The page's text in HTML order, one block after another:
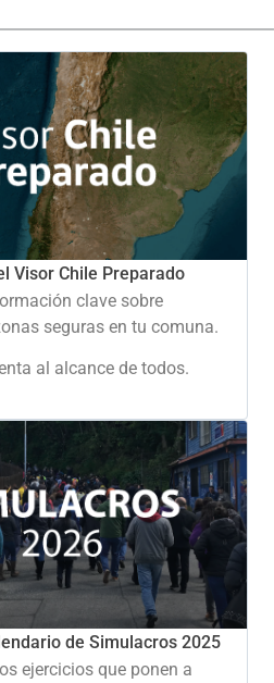
Visor Chile Preparado
clave sobre
seguras en tu comuna.
al alcance de todos.
de Simulacros 2025
ejercicios que ponen a